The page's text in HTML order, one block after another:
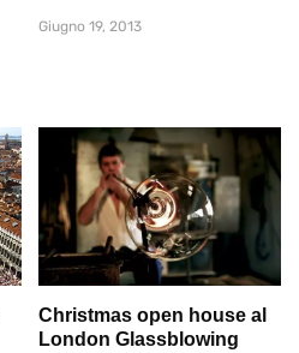
Giugno 19, 2013
Christmas open house al
London Glassblowing